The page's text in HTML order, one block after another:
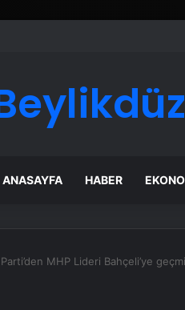
Fiber ve Sınırsız İnternet
ANASAYFA HABER
MHP Lideri Bahçeli’ye